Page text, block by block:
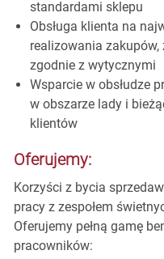
standardami sklepu
Obsługa klienta na
realizowania
zgodnie z wytycznymi
Wsparcie w obsłudze
w obszarze lady i
klientów
Oferujemy:
Korzyści z bycia
pracy z zespołem
Oferujemy pełną gamę
pracowników: